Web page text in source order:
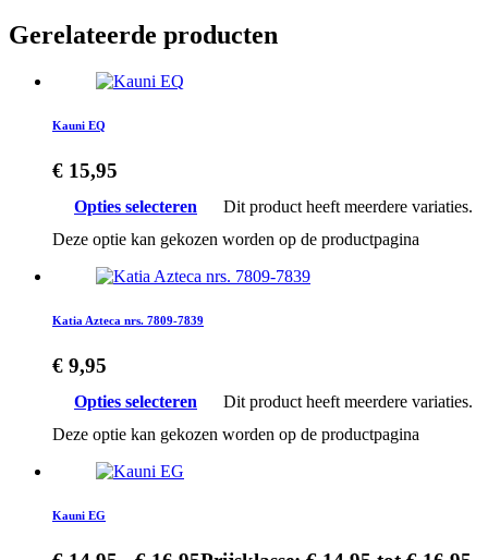
Gerelateerde producten
Kauni EQ
€ 15,95
Opties selecteren
Dit product heeft meerdere variaties.
Deze optie kan gekozen worden op de productpagina
Katia Azteca nrs. 7809-7839
€ 9,95
Opties selecteren
Dit product heeft meerdere variaties.
Deze optie kan gekozen worden op de productpagina
Kauni EG